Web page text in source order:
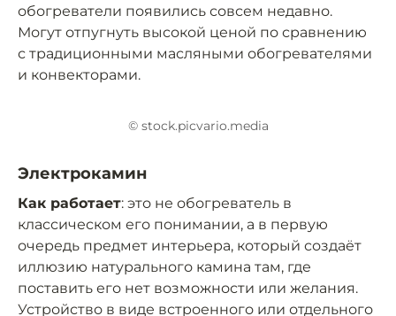
обогреватели появились совсем недавно.
Могут отпугнуть высокой ценой по сравнению
с традиционными масляными обогревателями
и конвекторами.
© stock.picvario.media
Электрокамин
Как работает: это не обогреватель в
классическом его понимании, а в первую
очередь предмет интерьера, который создаёт
иллюзию натурального камина там, где
поставить его нет возможности или желания.
Устройство в виде встроенного или отдельного